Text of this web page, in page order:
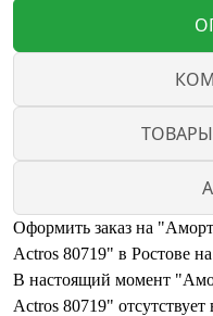
ТОВАРЫ
Оформить заказ на
Actros 80719" в Ростове
В настоящий момент
Actros 80719"